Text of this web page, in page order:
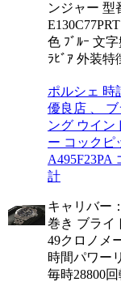
ンジャー 型
色 ﾌﾞﾙｰ 文
ﾗﾋﾞｱ 外装特
ポルシェ 時
優良店 、 ブ
ング ウイン
ー コックピ
A495F23PA
計
キャリバー
巻き ブライ
49クロノメ
時間パワー
毎時28800